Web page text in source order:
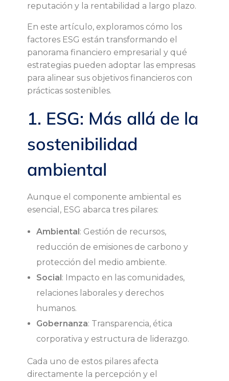
o
d
e
a
E
S
G
e
reputación y la rentabilidad a largo plazo.
En este artículo, exploramos cómo los
factores ESG están transformando el
panorama financiero empresarial y qué
estrategias pueden adoptar las empresas
para alinear sus objetivos financieros con
prácticas sostenibles.
1. ESG: Más allá de la
sostenibilidad
ambiental
Aunque el componente ambiental es
esencial, ESG abarca tres pilares:
Ambiental: Gestión de recursos,
reducción de emisiones de carbono y
protección del medio ambiente.
Social: Impacto en las comunidades,
relaciones laborales y derechos
humanos.
Gobernanza: Transparencia, ética
corporativa y estructura de liderazgo.
Cada uno de estos pilares afecta
directamente la percepción y el